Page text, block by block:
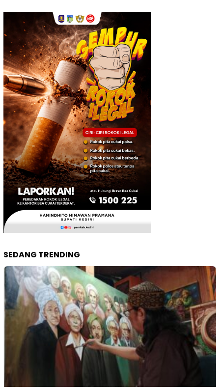
SEDANG TRENDING